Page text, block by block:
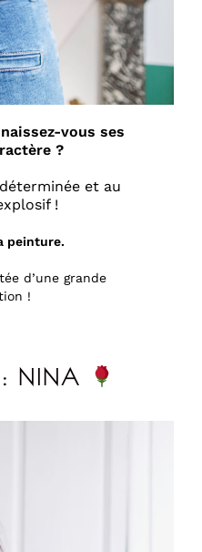
vous ses
?
et au
!
peinture.
d’une grande
!
: NINA